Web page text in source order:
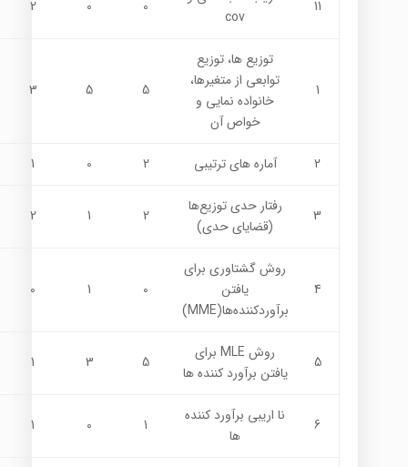
11
cov
0
0
2
1
توزيع ها، توزيع
توابعي از متغيرها،‌
خانواده نمايي و
خواص آن
5
5
3
2 آماره هاي ترتيبي 2
0
1
3
رفتار حدي توزيع‌ها
(قضاياي حدي)
2
1
2
4
روش‌ گشتاوري براي
يافتن
برآوردكننده‌ها(MME)
0
1
0
5
روش MLE براي
يافتن برآورد كننده ها
5
3
1
6
نا اريبي برآورد كننده
ها
1
0
1